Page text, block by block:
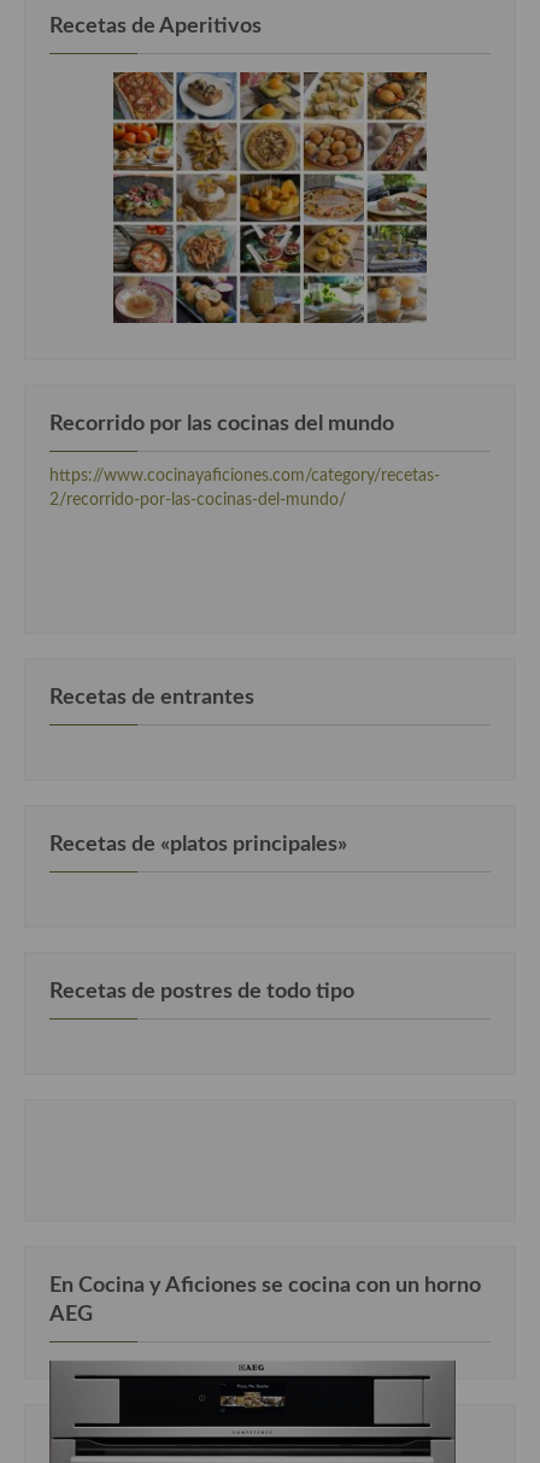
Recetas de Aperitivos
Recorrido por las cocinas del mundo
https://www.cocinayaficiones.com/category/recetas-
2/recorrido-por-las-cocinas-del-mundo/
Recetas de entrantes
Recetas de «platos principales»
Recetas de postres de todo tipo
En Cocina y Aficiones se cocina con un horno
AEG